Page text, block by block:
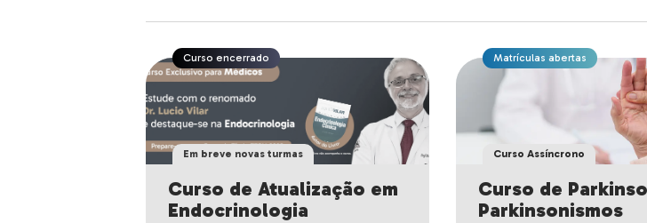
Curso encerrado
Em breve novas turmas
Curso de Atualização em
Endocrinologia
Matrículas abertas
Em andamento
Curso Assíncrono
Curso de
Parkinsonismos